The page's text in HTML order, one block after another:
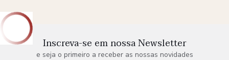
Inscreva-se em nossa Newsletter
e seja o primeiro a receber as nossas novidades